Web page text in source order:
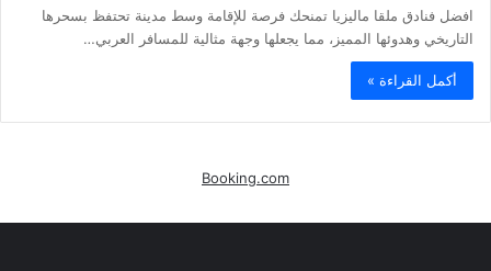
افضل فنادق ملقا ماليزيا تمنحك فرصة للإقامة وسط مدينة تحتفظ بسحرها
التاريخي وهدوئها المميز، مما يجعلها وجهة مثالية للمسافر العربي…
أكمل القراءة »
Booking.com